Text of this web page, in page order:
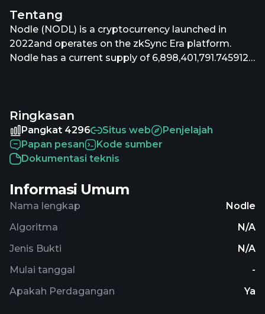
Tentang
Nodle (NODL) is a cryptocurrency launched in
2022and operates on the zkSync Era platform.
Nodle has a current supply of 6,898,401,791.745912
trading on 11 active market(s) with $45,009.38
traded over the last 24 hours. More information
can be found at https://www.nodle.com/.
Ringkasan
Pangkat 4296 Situs web
Penjelajah
Papan pesan
Kode sumber
Dokumentasi teknis
Informasi Umum
Nama lengkap
Nodle
Algoritma
N/A
Jenis Bukti
N/A
Mulai tanggal
-
Apakah Perdagangan
Ya